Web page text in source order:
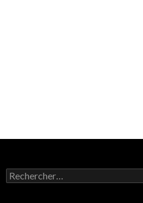
Rechercher :